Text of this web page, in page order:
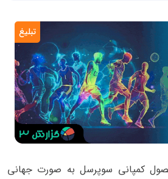
تبلیغ
کمپانی سوپرسل به صورت جهانی